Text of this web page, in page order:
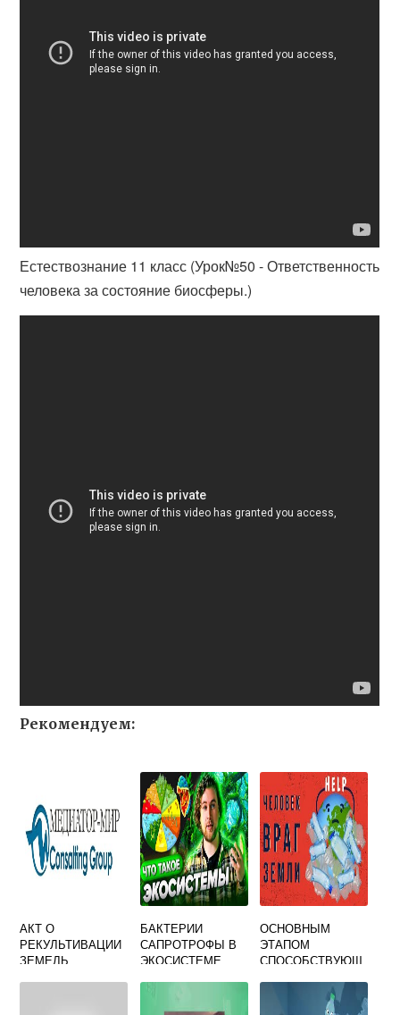
Естествознание 11 класс (Урок№50 - Ответственность
человека за состояние биосферы.)
Рекомендуем:
АКТ О
РЕКУЛЬТИВАЦИИ
ЗЕМЕЛЬ
БАКТЕРИИ
САПРОТРОФЫ В
ЭКОСИСТЕМЕ
ОСНОВНЫМ
ЭТАПОМ
СПОСОБСТВУЮЩ
ОКРУЖАЮЩЕЙ